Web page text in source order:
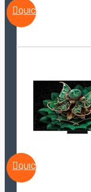
QUICKVIEW
QUICKVIEW